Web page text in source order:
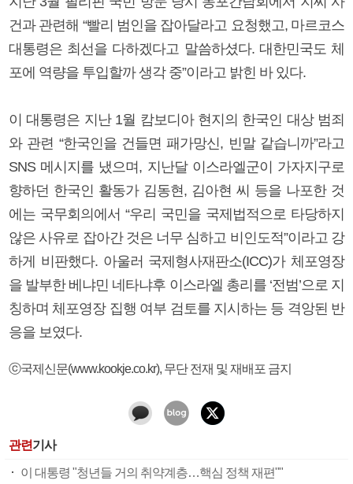
건과 관련해 “빨리 범인을 잡아달라고 요청했고, 마르코스
대통령은 최선을 다하겠다고 말씀하셨다. 대한민국도 체
포에 역량을 투입할까 생각 중”이라고 밝힌 바 있다.
이 대통령은 지난 1월 캄보디아 현지의 한국인 대상 범죄
와 관련 “한국인을 건들면 패가망신, 빈말 같습니까”라고
SNS 메시지를 냈으며, 지난달 이스라엘군이 가자지구로
향하던 한국인 활동가 김동현, 김아현 씨 등을 나포한 것
에는 국무회의에서 “우리 국민을 국제법적으로 타당하지
않은 사유로 잡아간 것은 너무 심하고 비인도적”이라고 강
하게 비판했다. 아울러 국제형사재판소(ICC)가 체포영장
을 발부한 베냐민 네타냐후 이스라엘 총리를 ‘전범’으로 지
칭하며 체포영장 집행 여부 검토를 지시하는 등 격앙된 반
응을 보였다.
ⓒ국제신문(www.kookje.co.kr), 무단 전재 및 재배포 금지
관련기사
이 대통령 "청년들 거의 취약계층…핵심 정책 재편""